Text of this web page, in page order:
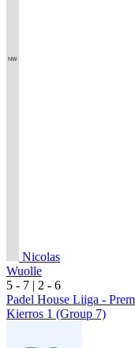
Nicolas
Wuolle
5 - 7 | 2 - 6
Padel House Liiga -
Kierros 1 (Group 7)